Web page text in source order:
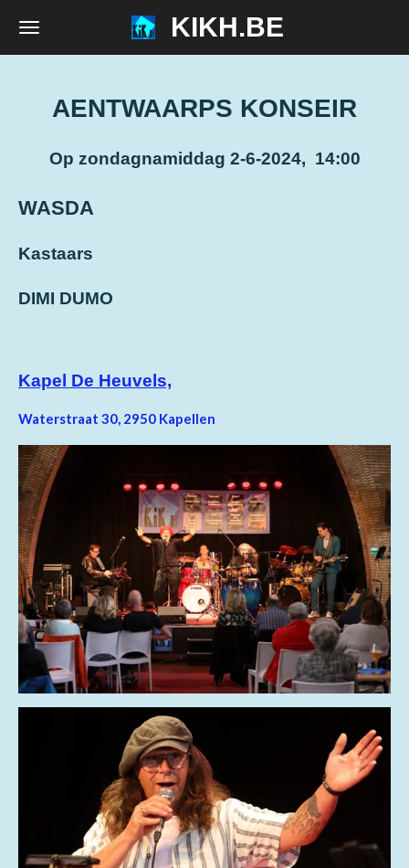
Ga
hoofdinhoud
KIKH.BE
AENTWAARPS KONSEIR
Op zondagnamiddag 2-6-2024, 14:00
WASDA
Kastaars
DIMI DUMO
Kapel De Heuvels,
Waterstraat 30, 2950 Kapellen